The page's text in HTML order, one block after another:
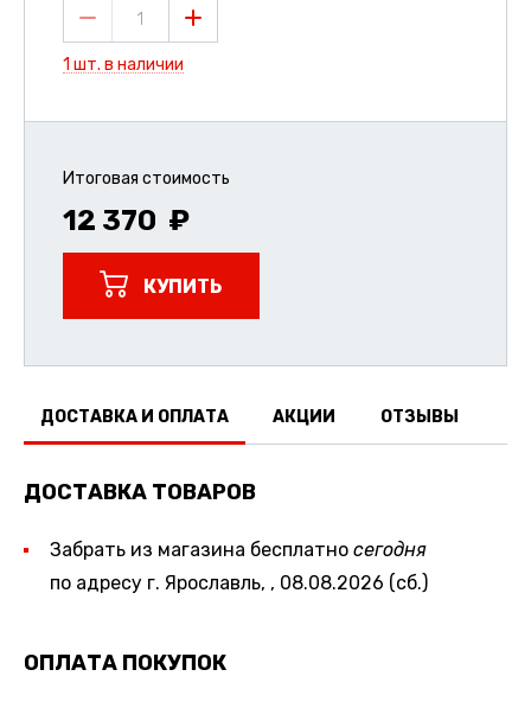
1
1 шт. в наличии
Итоговая стоимость
12 370
КУПИТЬ
ДОСТАВКА И ОПЛАТА АКЦИИ ОТЗЫВЫ
ДОСТАВКА ТОВАРОВ
Забрать из магазина бесплатно сегодня
по адресу г. Ярославль, , 08.08.2026 (сб.)
ОПЛАТА ПОКУПОК